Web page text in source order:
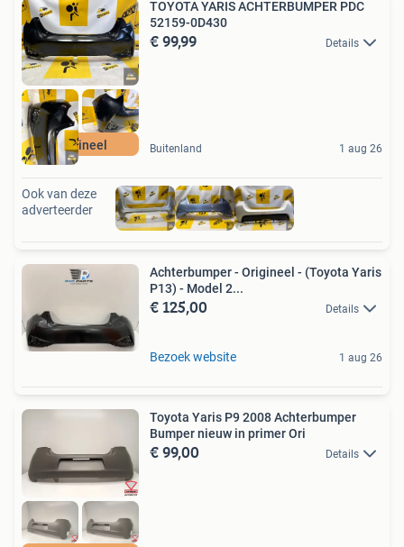
Origineel
TOYOTA YARIS ACHTERBUMPER PDC
52159-0D430
€ 99,99 Details
Buitenland 1 aug 26
Ook van deze
adverteerder
Achterbumper - Origineel - (Toyota Yaris
P13) - Model 2...
€ 125,00 Details
Bezoek website 1 aug 26
Toyota Yaris P9 2008 Achterbumper
Bumper nieuw in primer Ori
€ 99,00 Details